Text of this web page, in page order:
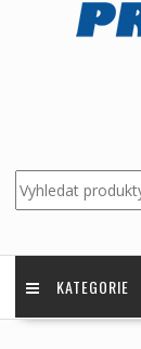
KATEGORIE